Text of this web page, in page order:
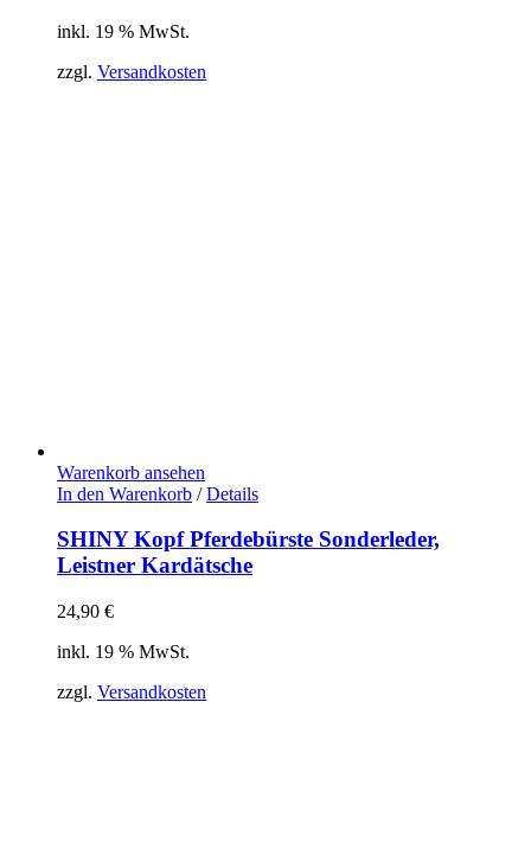
inkl. 19 % MwSt.
zzgl. Versandkosten
Warenkorb ansehen
In den Warenkorb / Details
SHINY Kopf Pferdebürste Sonderleder,
Leistner Kardätsche
24,90 €
inkl. 19 % MwSt.
zzgl. Versandkosten